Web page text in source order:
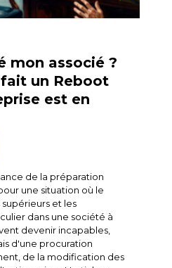
mon associé ?
un Reboot
est en
de la préparation
une situation où le
et les
dans une société à
devenir incapables,
d'une procuration
de la modification des